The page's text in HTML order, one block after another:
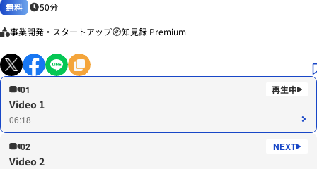
無料 50分
事業開発・スタートアップ 知見録 Premium
01
Video 1
06:18
02
Video 2